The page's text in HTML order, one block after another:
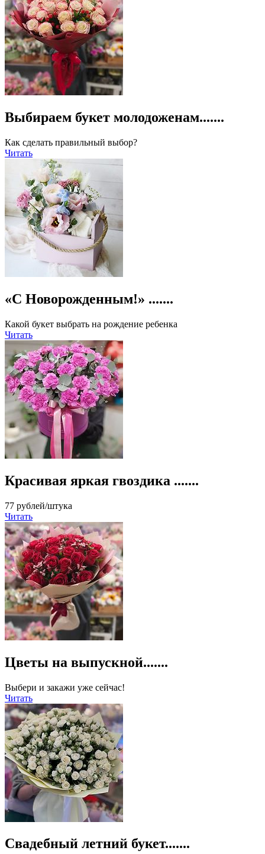
Выбираем букет молодоженам.......
Как сделать правильный выбор?
Читать
«С Новорожденным!» .......
Какой букет выбрать на рождение ребенка
Читать
Красивая яркая гвоздика .......
77 рублей/штука
Читать
Цветы на выпускной.......
Выбери и закажи уже сейчас!
Читать
Свадебный летний букет.......